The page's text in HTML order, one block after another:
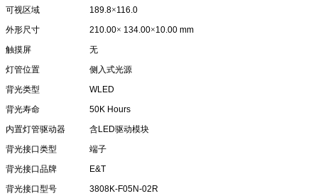
可视区域
189.8×116.0
外形尺寸
210.00× 134.00×10.00 mm
触摸屏
无
灯管位置
侧入式光源
背光类型
WLED
背光寿命
50K Hours
内置灯管驱动器
含LED驱动模块
背光接口类型
端子
背光接口品牌
E&T
背光接口型号
3808K-F05N-02R